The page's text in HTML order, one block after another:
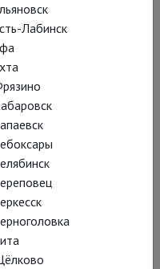
антураже. Тон
и
художницей
авансцене.
умца-умца
акта она
принцем –
«Хотела
Лабинск